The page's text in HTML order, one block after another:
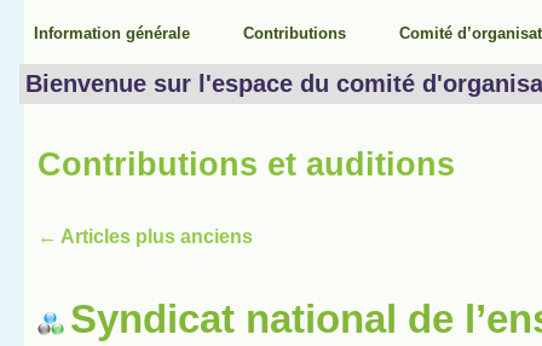
Information générale Contributions Comité
Bienvenue sur l'espace du comité
Contributions et auditions
← Articles plus anciens
Syndicat national de